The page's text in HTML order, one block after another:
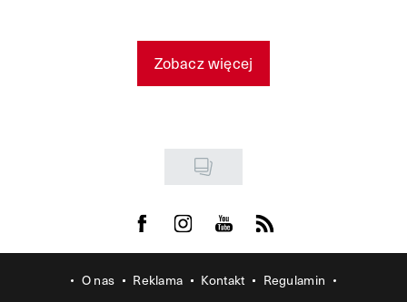
Zobacz więcej
Visit us on Facebook
Visit us on Instagram
Visit us on Youtube
Visit us on Rss
O nas Reklama Kontakt
Regulamin